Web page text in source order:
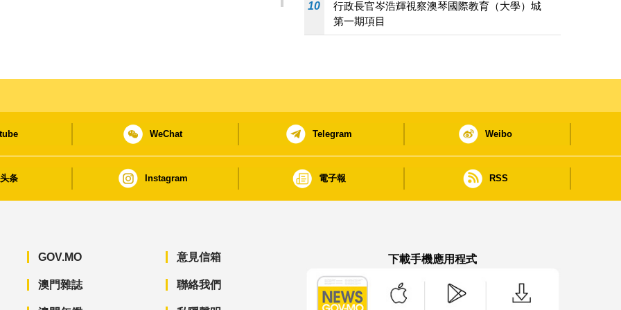
10
行政長官岑浩輝視察澳琴國際教育（大學）城
第一期項目
WeChat Telegram Weibo
条 Instagram 電子報 RSS
GOV.MO
澳門雜誌
意見信箱
聯絡我們
下載手機應用程式